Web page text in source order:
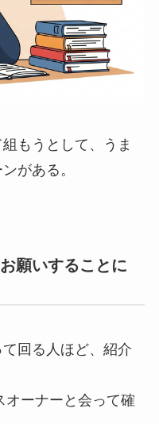
もうとして、うま
がある。
願いすることに
て回る人ほど、紹介
オーナーと会って確